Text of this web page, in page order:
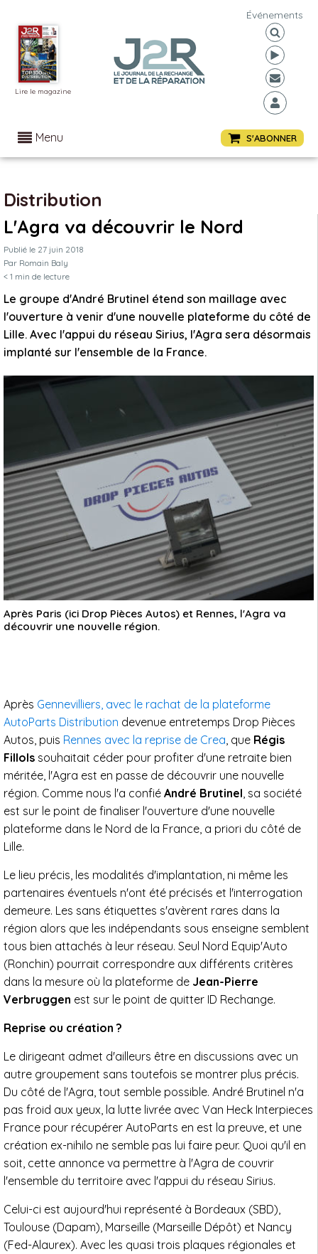
Lire le magazine
Événements
Menu S'ABONNER
Distribution
L'Agra va découvrir le Nord
Publié le 27 juin 2018
Par Romain Baly
< 1 min de lecture
Le groupe d'André Brutinel étend son maillage avec
l'ouverture à venir d'une nouvelle plateforme du côté de
Lille. Avec l'appui du réseau Sirius, l'Agra sera désormais
implanté sur l'ensemble de la France.
Après Paris (ici Drop Pièces Autos) et Rennes, l'Agra va
découvrir une nouvelle région.
Après Gennevilliers, avec le rachat de la plateforme
AutoParts Distribution devenue entretemps Drop Pièces
Autos, puis Rennes avec la reprise de Crea , que Régis
Fillols souhaitait céder pour profiter d'une retraite bien
méritée, l'Agra est en passe de découvrir une nouvelle
région. Comme nous l'a confié André Brutinel , sa société
est sur le point de finaliser l'ouverture d'une nouvelle
plateforme dans le Nord de la France, a priori du côté de
Lille.
Le lieu précis, les modalités d'implantation, ni même les
partenaires éventuels n'ont été précisés et l'interrogation
demeure. Les sans étiquettes s'avèrent rares dans la
région alors que les indépendants sous enseigne semblent
tous bien attachés à leur réseau. Seul Nord Equip'Auto
(Ronchin) pourrait correspondre aux différents critères
dans la mesure où la plateforme de Jean-Pierre
Verbruggen est sur le point de quitter ID Rechange.
Reprise ou création ?
Le dirigeant admet d'ailleurs être en discussions avec un
autre groupement sans toutefois se montrer plus précis.
Du côté de l'Agra, tout semble possible. André Brutinel n'a
pas froid aux yeux, la lutte livrée avec Van Heck Interpieces
France pour récupérer AutoParts en est la preuve, et une
création ex-nihilo ne semble pas lui faire peur. Quoi qu'il en
soit, cette annonce va permettre à l'Agra de couvrir
l'ensemble du territoire avec l'appui du réseau Sirius.
Celui-ci est aujourd'hui représenté à Bordeaux (SBD),
Toulouse (Dapam), Marseille (Marseille Dépôt) et Nancy
(Fed-Alaurex). Avec les quasi trois plaques régionales et